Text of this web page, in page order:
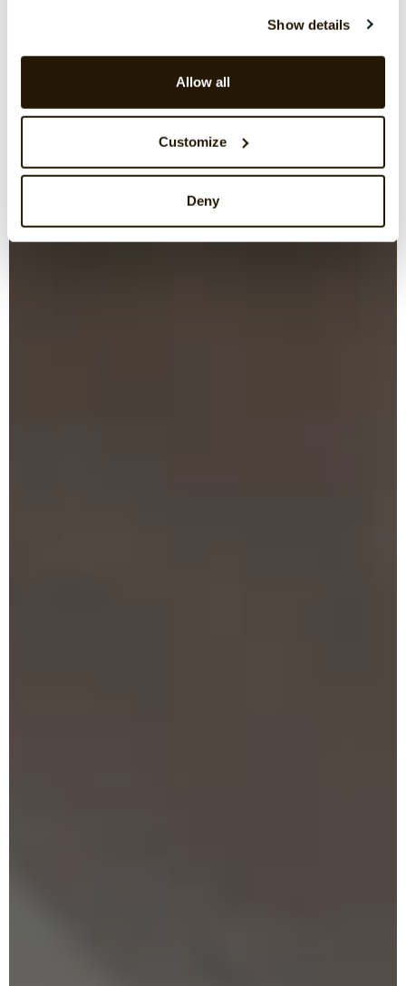
Show details
Allow all
Customize
Deny